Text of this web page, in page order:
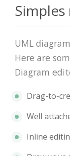
UML
Here are
Diagram
Drag-to-
Well
Inline